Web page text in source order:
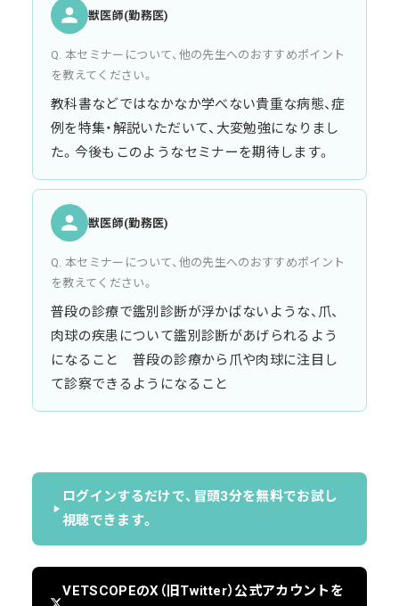
獣医師(勤務医)
Q. 本セミナーについて、他の先生へのおすすめポイント
を教えてください。
教科書などではなかなか学べない貴重な病態、症
例を特集・解説いただいて、大変勉強になりまし
た。今後もこのようなセミナーを期待します。
獣医師(勤務医)
Q. 本セミナーについて、他の先生へのおすすめポイント
を教えてください。
普段の診療で鑑別診断が浮かばないような、爪、
肉球の疾患について鑑別診断があげられるよう
になること 普段の診療から爪や肉球に注目し
て診察できるようになること
ログインするだけで、冒頭3分を無料でお試し
視聴できます。
VETSCOPEのX（旧Twitter）公式アカウントを